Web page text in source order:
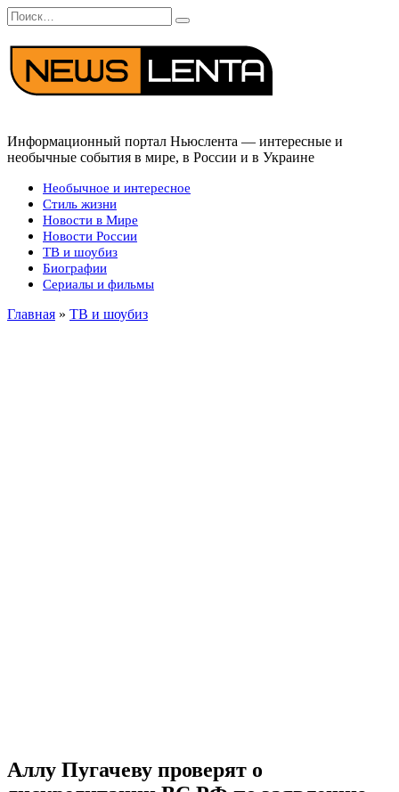
Перейти
к
содержанию
Search
for:
Информационный портал Ньюслента — интересные и
необычные события в мире, в России и в Украине
Необычное и интересное
Стиль жизни
Новости в Мире
Новости России
ТВ и шоубиз
Биографии
Сериалы и фильмы
Главная » ТВ и шоубиз
Аллу Пугачеву проверят о